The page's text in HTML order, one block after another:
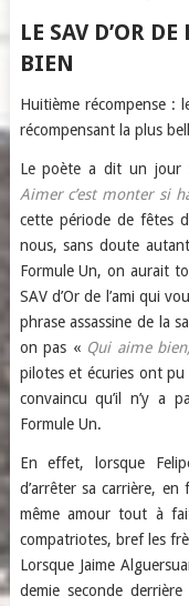
LE SAV D’OR
BIEN
Huitième récompense :
récompensant la plus
Le poète a dit un jour
Aimer c’est monter si
cette période de fêtes
nous, sans doute
Formule Un, on aurait
SAV d’Or de l’ami qui
phrase assassine de la
on pas « Qui aime
pilotes et écuries ont pu
convaincu qu’il n’y a
Formule Un.
En effet, lorsque
d’arrêter sa carrière,
même amour tout à
compatriotes, bref les
Lorsque Jaime
demie seconde